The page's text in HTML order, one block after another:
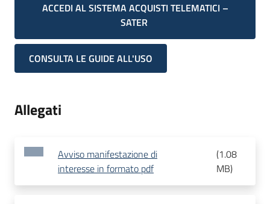
ACCEDI AL SISTEMA ACQUISTI TELEMATICI –
SATER
CONSULTA LE GUIDE ALL'USO
Allegati
Avviso manifestazione di
interesse in formato pdf
(1.08
MB)